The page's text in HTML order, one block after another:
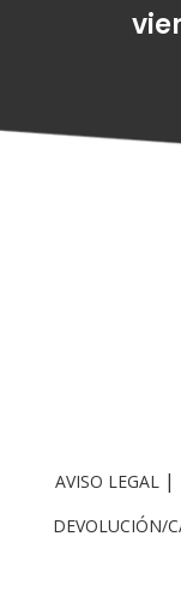
AVISO LEGAL |
DEVOLUCIÓN/